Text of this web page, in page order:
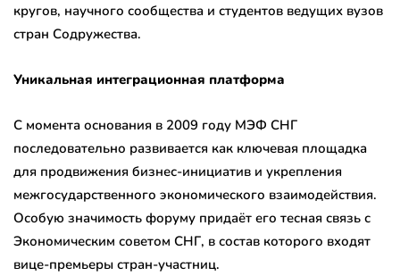
кругов, научного сообщества и студентов ведущих вузов
стран Содружества.
Уникальная интеграционная платформа
С момента основания в 2009 году МЭФ СНГ
последовательно развивается как ключевая площадка
для продвижения бизнес-инициатив и укрепления
межгосударственного экономического взаимодействия.
Особую значимость форуму придаёт его тесная связь с
Экономическим советом СНГ, в состав которого входят
вице-премьеры стран-участниц.